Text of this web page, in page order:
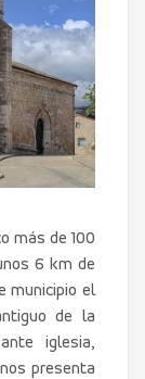
más de 100
6 km de
municipio el
de la
iglesia,
presenta